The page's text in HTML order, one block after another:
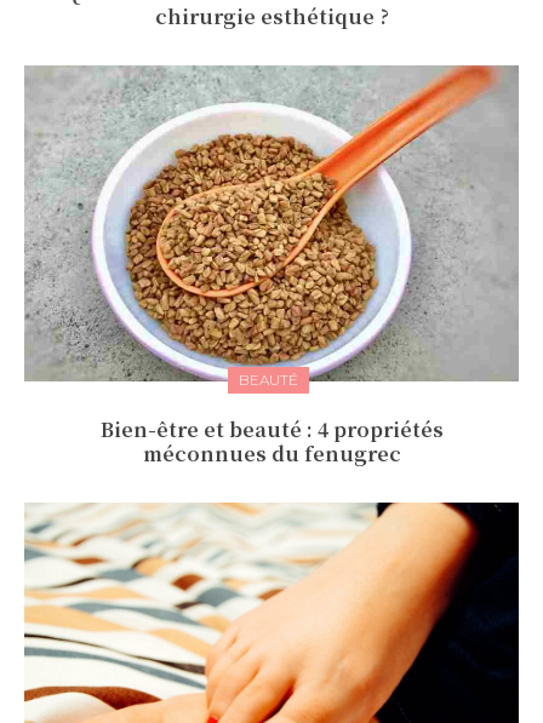
chirurgie esthétique ?
BEAUTÉ
Bien-être et beauté : 4 propriétés
méconnues du fenugrec